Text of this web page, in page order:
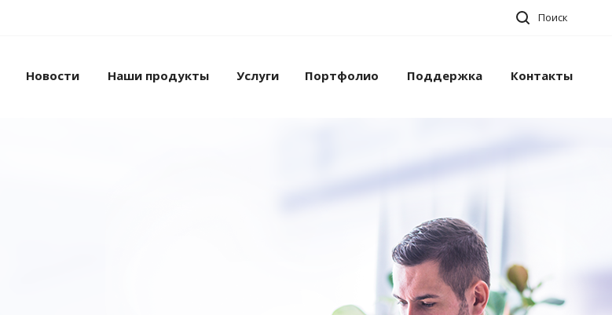
Поиск
Новости Наши продукты Услуги Портфолио Поддержка Контакты